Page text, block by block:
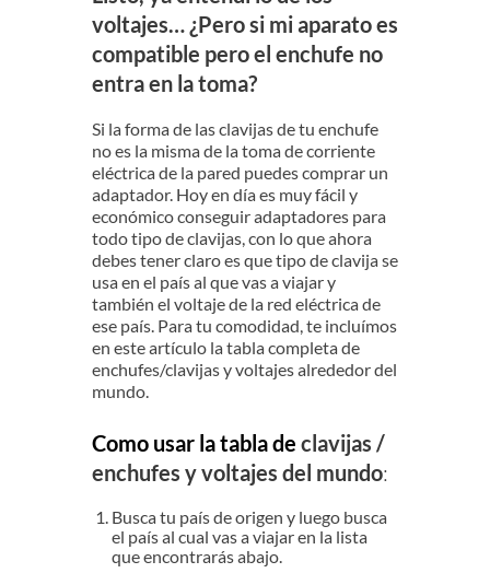
voltajes… ¿Pero si mi aparato es
compatible pero el enchufe no
entra en la toma?
Si la forma de las clavijas de tu enchufe
no es la misma de la toma de corriente
eléctrica de la pared puedes comprar un
adaptador. Hoy en día es muy fácil y
económico conseguir adaptadores para
todo tipo de clavijas, con lo que ahora
debes tener claro es que tipo de clavija se
usa en el país al que vas a viajar y
también el voltaje de la red eléctrica de
ese país. Para tu comodidad, te incluímos
en este artículo la tabla completa de
enchufes/clavijas y voltajes alrededor del
mundo.
Como usar la tabla de clavijas /
enchufes y voltajes del mundo:
Busca tu país de origen y luego busca
el país al cual vas a viajar en la lista
que encontrarás abajo.